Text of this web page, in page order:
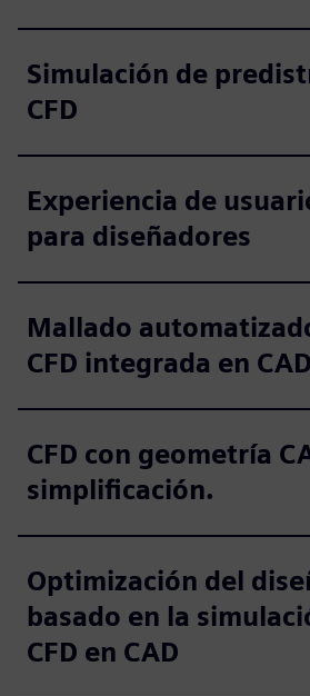
Simulación de
CFD
Experiencia de
para diseñadores
Mallado
CFD integrada en CAD
CFD con geometría
simplificación.
Optimización del
basado en la
CFD en CAD